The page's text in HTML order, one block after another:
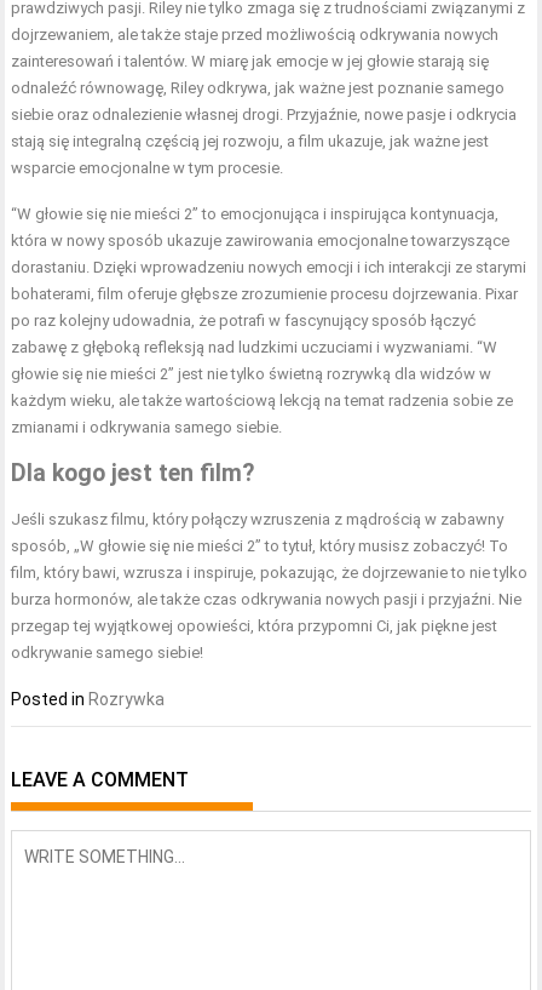
prawdziwych pasji. Riley nie tylko zmaga się z trudnościami związanymi z
dojrzewaniem, ale także staje przed możliwością odkrywania nowych
zainteresowań i talentów. W miarę jak emocje w jej głowie starają się
odnaleźć równowagę, Riley odkrywa, jak ważne jest poznanie samego
siebie oraz odnalezienie własnej drogi. Przyjaźnie, nowe pasje i odkrycia
stają się integralną częścią jej rozwoju, a film ukazuje, jak ważne jest
wsparcie emocjonalne w tym procesie.
“W głowie się nie mieści 2” to emocjonująca i inspirująca kontynuacja,
która w nowy sposób ukazuje zawirowania emocjonalne towarzyszące
dorastaniu. Dzięki wprowadzeniu nowych emocji i ich interakcji ze starymi
bohaterami, film oferuje głębsze zrozumienie procesu dojrzewania. Pixar
po raz kolejny udowadnia, że potrafi w fascynujący sposób łączyć
zabawę z głęboką refleksją nad ludzkimi uczuciami i wyzwaniami. “W
głowie się nie mieści 2” jest nie tylko świetną rozrywką dla widzów w
każdym wieku, ale także wartościową lekcją na temat radzenia sobie ze
zmianami i odkrywania samego siebie.
Dla kogo jest ten film?
Jeśli szukasz filmu, który połączy wzruszenia z mądrością w zabawny
sposób, „W głowie się nie mieści 2” to tytuł, który musisz zobaczyć! To
film, który bawi, wzrusza i inspiruje, pokazując, że dojrzewanie to nie tylko
burza hormonów, ale także czas odkrywania nowych pasji i przyjaźni. Nie
przegap tej wyjątkowej opowieści, która przypomni Ci, jak piękne jest
odkrywanie samego siebie!
Posted in Rozrywka
LEAVE A COMMENT